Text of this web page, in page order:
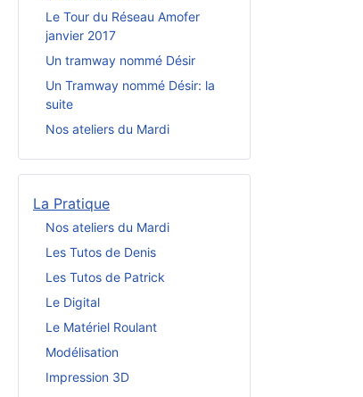
Le Tour du Réseau Amofer
janvier 2017
Un tramway nommé Désir
Un Tramway nommé Désir: la
suite
Nos ateliers du Mardi
La Pratique
Nos ateliers du Mardi
Les Tutos de Denis
Les Tutos de Patrick
Le Digital
Le Matériel Roulant
Modélisation
Impression 3D